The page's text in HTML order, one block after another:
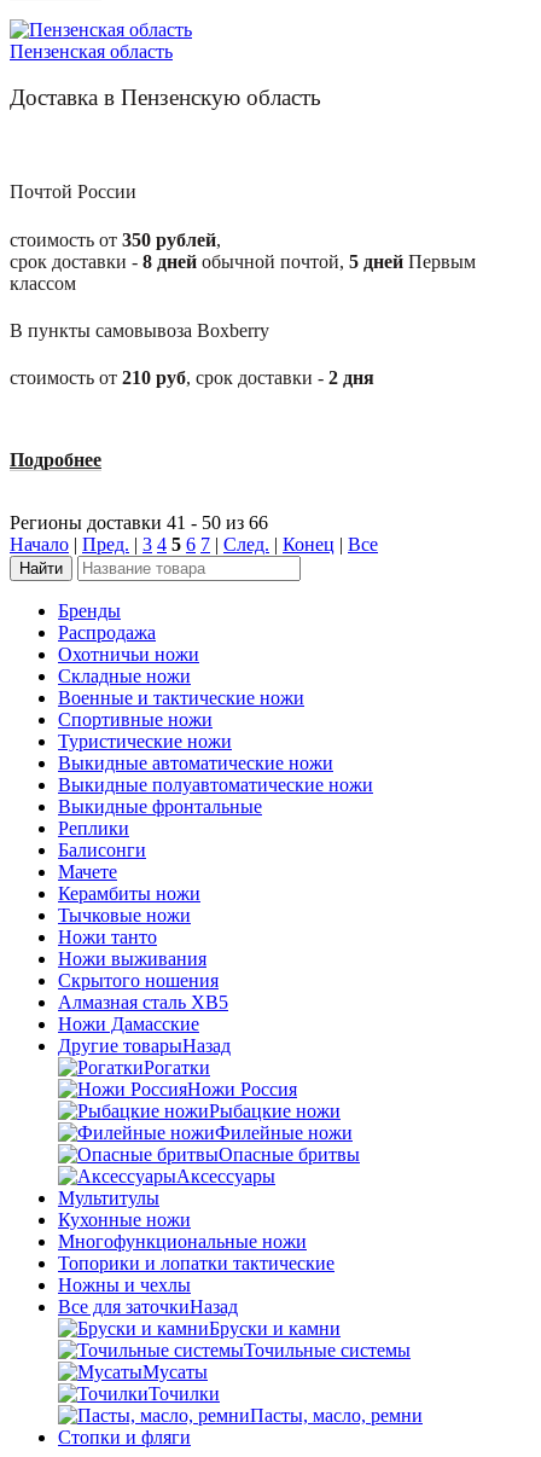
Пензенская область
Доставка в Пензенскую область
Почтой России
стоимость от 350 рублей,
срок доставки - 8 дней обычной почтой, 5 дней Первым
классом
В пункты самовывоза Boxberry
стоимость от 210 руб, срок доставки - 2 дня
Подробнее
Регионы доставки 41 - 50 из 66
Начало | Пред. | 3 4 5 6 7 | След. | Конец | Все
Бренды
Распродажа
Охотничьи ножи
Складные ножи
Военные и тактические ножи
Спортивные ножи
Туристические ножи
Выкидные автоматические ножи
Выкидные полуавтоматические ножи
Выкидные фронтальные
Реплики
Балисонги
Мачете
Керамбиты ножи
Тычковые ножи
Ножи танто
Ножи выживания
Скрытого ношения
Алмазная сталь ХВ5
Ножи Дамасские
Другие товарыНазад
Рогатки
Ножи Россия
Рыбацкие ножи
Филейные ножи
Опасные бритвы
Аксессуары
Мультитулы
Кухонные ножи
Многофункциональные ножи
Топорики и лопатки тактические
Ножны и чехлы
Все для заточкиНазад
Бруски и камни
Точильные системы
Мусаты
Точилки
Пасты, масло, ремни
Стопки и фляги